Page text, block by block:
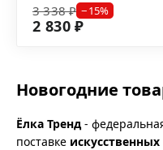
3 338 ₽ −15%
2 830 ₽
Новогодние
Ёлка Тренд-
поставке